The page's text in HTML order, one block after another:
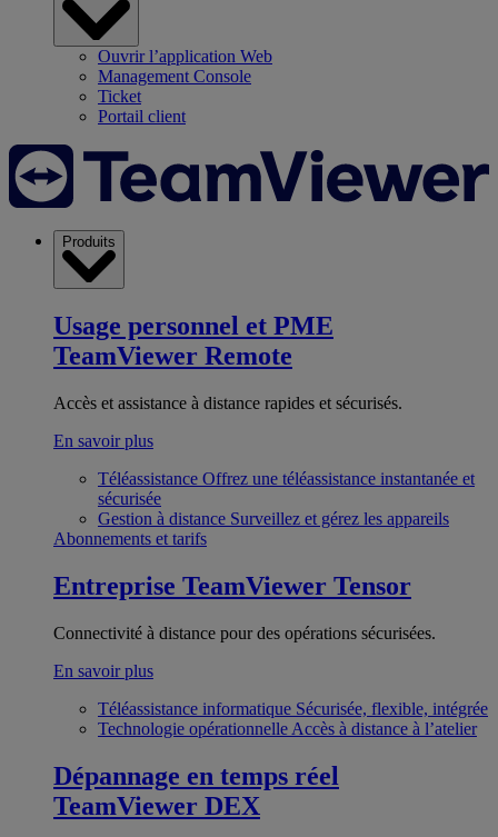
Ouvrir l’application Web
Management Console
Ticket
Portail client
Produits
Usage personnel et PME
TeamViewer Remote
Accès et assistance à distance rapides et sécurisés.
En savoir plus
Téléassistance Offrez une téléassistance instantanée et
sécurisée
Gestion à distance Surveillez et gérez les appareils
Abonnements et tarifs
Entreprise TeamViewer Tensor
Connectivité à distance pour des opérations sécurisées.
En savoir plus
Téléassistance informatique Sécurisée, flexible, intégrée
Technologie opérationnelle Accès à distance à l’atelier
Dépannage en temps réel
TeamViewer DEX